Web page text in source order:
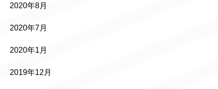
2020年8月
2020年7月
2020年1月
2019年12月